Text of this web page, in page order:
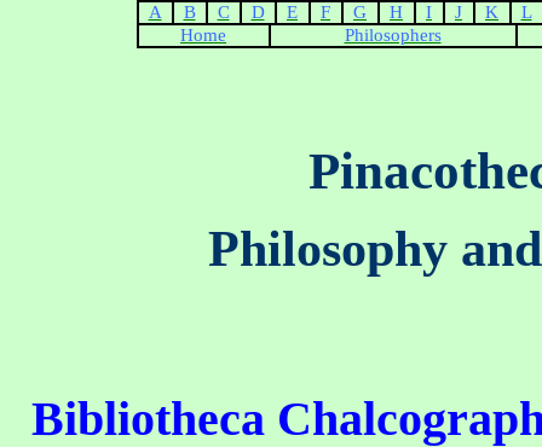
A B C D E F G H I J K
L
Home
Philosophers
Philosophy
Bibliotheca